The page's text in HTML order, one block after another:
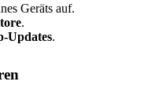
Geräts auf.
.
Updates.